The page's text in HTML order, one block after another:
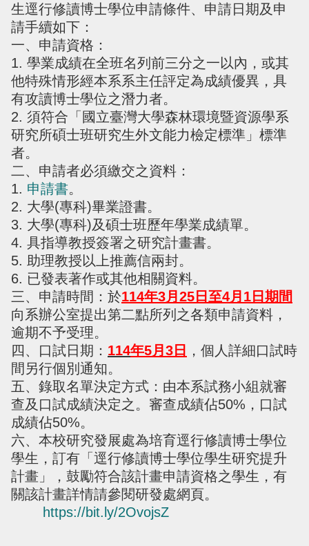
生逕行修讀博士學位申請條件、申請日期及申
請手續如下：
一、申請資格：
1. 學業成績在全班名列前三分之一以內，或其
他特殊情形經本系系主任評定為成績優異，具
有攻讀博士學位之潛力者。
2. 須符合「國立臺灣大學森林環境暨資源學系
研究所碩士班研究生外文能力檢定標準」標準
者。
二、申請者必須繳交之資料：
1. 申請書。
2. 大學(專科)畢業證書。
3. 大學(專科)及碩士班歷年學業成績單。
4. 具指導教授簽署之研究計畫書。
5. 助理教授以上推薦信兩封。
6. 已發表著作或其他相關資料。
三、申請時間：於114年3月25日至4月1日期間
向系辦公室提出第二點所列之各類申請資料，
逾期不予受理。
四、口試日期： 114年5月3日
，個人詳細口試時
間另行個別通知。
五、錄取名單決定方式：由本系試務小組就審
查及口試成績決定之。審查成績佔50%，口試
成績佔50%。
六、本校研究發展處為培育逕行修讀博士學位
學生，訂有「逕行修讀博士學位學生研究提升
計畫」，鼓勵符合該計畫申請資格之學生，有
關該計畫詳情請參閱研發處網頁。
https://bit.ly/2OvojsZ